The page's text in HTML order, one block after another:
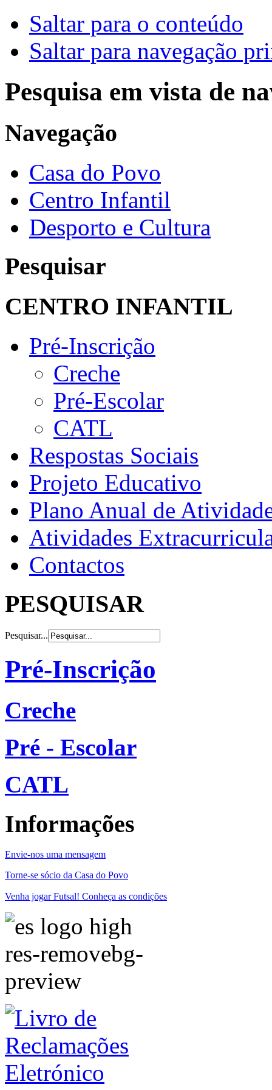
Saltar para o conteúdo
Saltar para navegação
Pesquisa em vista de
Navegação
Casa do Povo
Centro Infantil
Desporto e Cultura
Pesquisar
CENTRO INFANTIL
Pré-Inscrição
Creche
Pré-Escolar
CATL
Respostas Sociais
Projeto Educativo
Plano Anual de
Atividades
Contactos
PESQUISAR
Pesquisar...
Pré-Inscrição
Creche
Pré - Escolar
CATL
Informações
Envie-nos uma mensagem
Torne-se sócio da Casa do Povo
Venha jogar Futsal! Conheça as condições